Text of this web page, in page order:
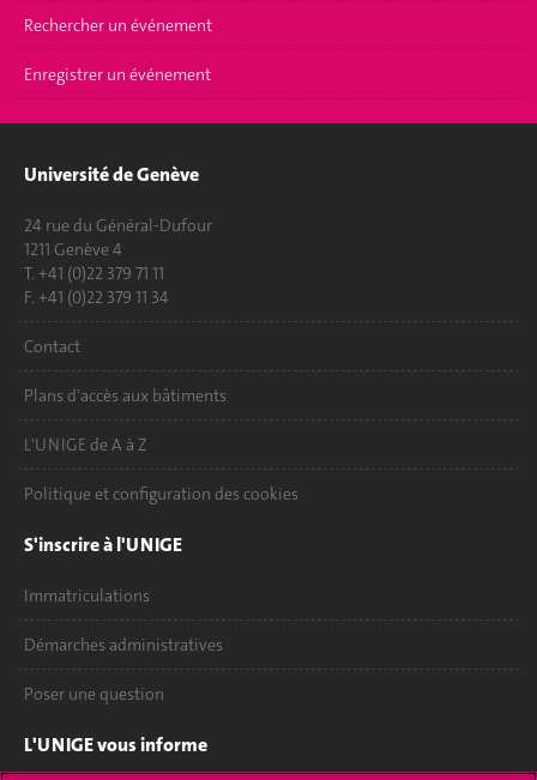
Rechercher un événement
Enregistrer un événement
Université de Genève
24 rue du Général-Dufour
1211 Genève 4
T. +41 (0)22 379 71 11
F. +41 (0)22 379 11 34
Contact
Plans d'accès aux bâtiments
L'UNIGE de A à Z
Politique et configuration des cookies
S'inscrire à l'UNIGE
Immatriculations
Démarches administratives
Poser une question
L'UNIGE vous informe